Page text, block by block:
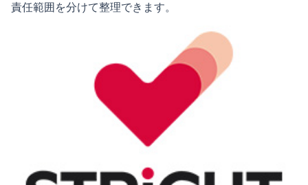
責任範囲を分けて整理できます。